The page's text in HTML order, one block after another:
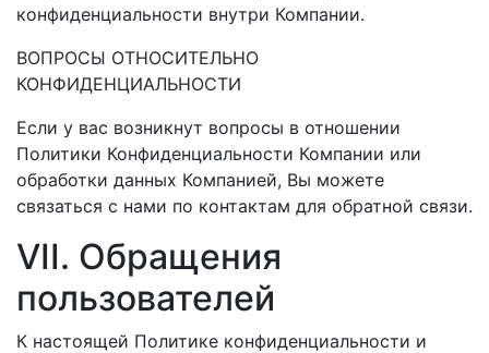
конфиденциальности внутри Компании.
ВОПРОСЫ ОТНОСИТЕЛЬНО
КОНФИДЕНЦИАЛЬНОСТИ
Если у вас возникнут вопросы в отношении
Политики Конфиденциальности Компании или
обработки данных Компанией, Вы можете
связаться с нами по контактам для обратной связи.
VII. Обращения
пользователей
К настоящей Политике конфиденциальности и